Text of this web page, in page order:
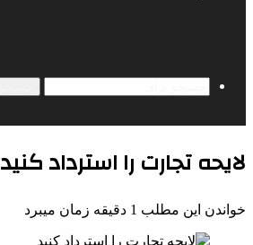
لایحه تجارت را استرداد کنید
خواندن این مطلب 1 دقیقه زمان میبرد